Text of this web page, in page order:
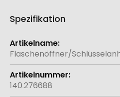
Spezifikation
Weitere
Informationen
Flaschenöffner/
140.276688